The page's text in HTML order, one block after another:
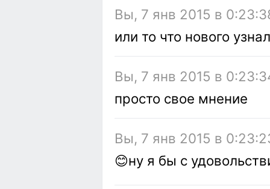
Вы, 7 янв 2015 в
или то что нового
Вы, 7 янв 2015 в
просто свое мнение
Вы, 7 янв 2015 в
😊ну я бы с